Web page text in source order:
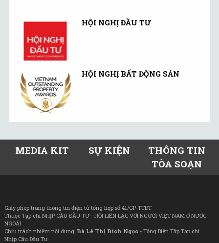
HỘI NGHỊ ĐẦU TƯ
HỘI NGHỊ BẤT ĐỘNG SẢN
MEDIA KIT SỰ KIỆN
THÔNG TIN
TÒA SOẠN
Giấy phép trang thông tin điện tử tổng hợp số 41/GP-TTĐT
Thuộc Tạp chí NHỊP CẦU ĐẦU TƯ - HỘI LIÊN LẠC VỚI NGƯỜI VIỆT NAM Ở NƯỚC
NGOÀI
Chịu trách nhiệm nội dung: Bà Lê Thị Bích Ngọc - Tổng Biên Tập Tạp chí
Nhịp Cầu Đầu Tư